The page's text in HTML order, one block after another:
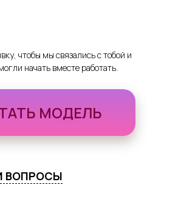
чтобы мы связались с тобой и
начать вместе работать.
МОДЕЛЬ
ВОПРОСЫ